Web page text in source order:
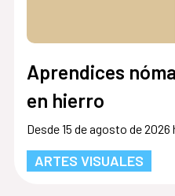
Aprendices
en hierro
Desde 15 de agosto de
ARTES VISUALES